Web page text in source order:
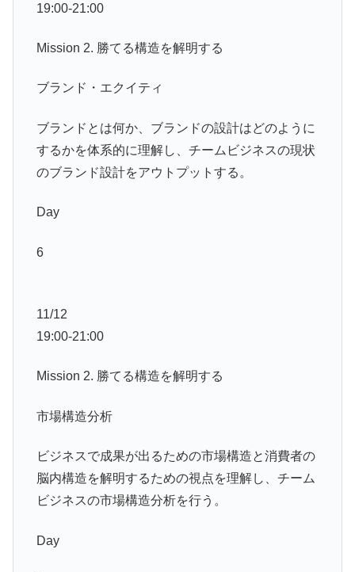
19:00-21:00
Mission 2. 勝てる構造を解明する
ブランド・エクイティ
ブランドとは何か、ブランドの設計はどのように
するかを体系的に理解し、チームビジネスの現状
のブランド設計をアウトプットする。
Day
6
11/12
19:00-21:00
Mission 2. 勝てる構造を解明する
市場構造分析
ビジネスで成果が出るための市場構造と消費者の
脳内構造を解明するための視点を理解し、チーム
ビジネスの市場構造分析を行う。
Day